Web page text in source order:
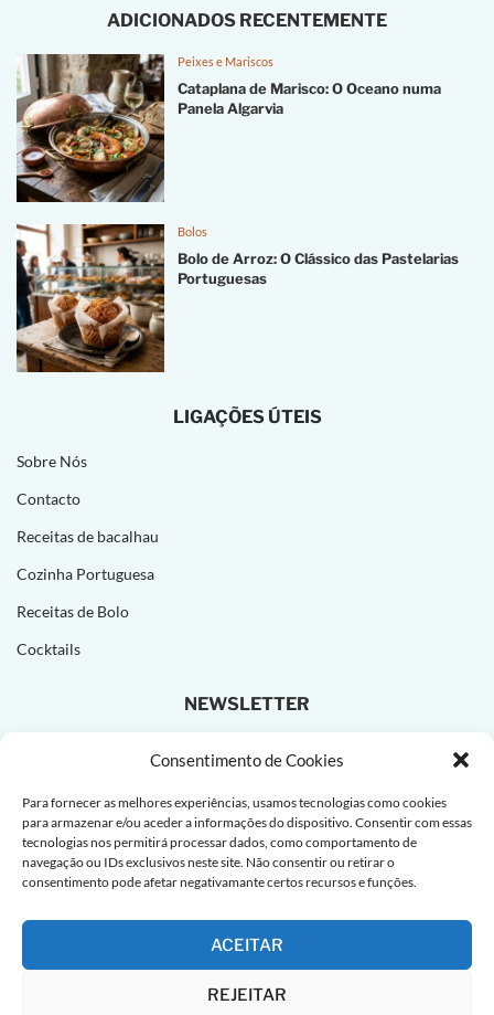
Consentimento de Cookies
Para fornecer as melhores experiências, usamos tecnologias como cookies
para armazenar e/ou aceder a informações do dispositivo. Consentir com essas
tecnologias nos permitirá processar dados, como comportamento de
navegação ou IDs exclusivos neste site. Não consentir ou retirar o
consentimento pode afetar negativamante certos recursos e funções.
ACEITAR
REJEITAR
ADICIONADOS RECENTEMENTE
Peixes e Mariscos
Cataplana de Marisco: O Oceano numa
Panela Algarvia
Bolos
Bolo de Arroz: O Clássico das Pastelarias
Portuguesas
LIGAÇÕES ÚTEIS
Sobre Nós
Contacto
Receitas de bacalhau
Cozinha Portuguesa
Receitas de Bolo
Cocktails
NEWSLETTER
Subscreva e receba novas receitas todas as semanas!